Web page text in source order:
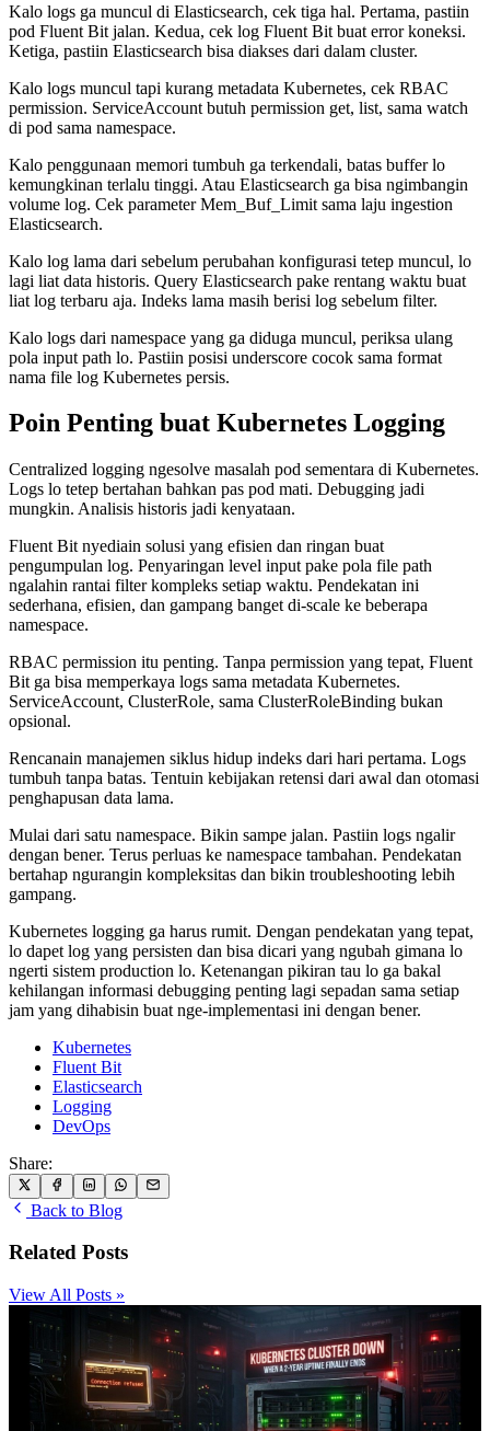
Kalo logs ga muncul di Elasticsearch, cek tiga hal. Pertama, pastiin
pod Fluent Bit jalan. Kedua, cek log Fluent Bit buat error koneksi.
Ketiga, pastiin Elasticsearch bisa diakses dari dalam cluster.
Kalo logs muncul tapi kurang metadata Kubernetes, cek RBAC
permission. ServiceAccount butuh permission get, list, sama watch
di pod sama namespace.
Kalo penggunaan memori tumbuh ga terkendali, batas buffer lo
kemungkinan terlalu tinggi. Atau Elasticsearch ga bisa ngimbangin
volume log. Cek parameter Mem_Buf_Limit sama laju ingestion
Elasticsearch.
Kalo log lama dari sebelum perubahan konfigurasi tetep muncul, lo
lagi liat data historis. Query Elasticsearch pake rentang waktu buat
liat log terbaru aja. Indeks lama masih berisi log sebelum filter.
Kalo logs dari namespace yang ga diduga muncul, periksa ulang
pola input path lo. Pastiin posisi underscore cocok sama format
nama file log Kubernetes persis.
Poin Penting buat Kubernetes Logging
Centralized logging ngesolve masalah pod sementara di Kubernetes.
Logs lo tetep bertahan bahkan pas pod mati. Debugging jadi
mungkin. Analisis historis jadi kenyataan.
Fluent Bit nyediain solusi yang efisien dan ringan buat
pengumpulan log. Penyaringan level input pake pola file path
ngalahin rantai filter kompleks setiap waktu. Pendekatan ini
sederhana, efisien, dan gampang banget di-scale ke beberapa
namespace.
RBAC permission itu penting. Tanpa permission yang tepat, Fluent
Bit ga bisa memperkaya logs sama metadata Kubernetes.
ServiceAccount, ClusterRole, sama ClusterRoleBinding bukan
opsional.
Rencanain manajemen siklus hidup indeks dari hari pertama. Logs
tumbuh tanpa batas. Tentuin kebijakan retensi dari awal dan otomasi
penghapusan data lama.
Mulai dari satu namespace. Bikin sampe jalan. Pastiin logs ngalir
dengan bener. Terus perluas ke namespace tambahan. Pendekatan
bertahap ngurangin kompleksitas dan bikin troubleshooting lebih
gampang.
Kubernetes logging ga harus rumit. Dengan pendekatan yang tepat,
lo dapet log yang persisten dan bisa dicari yang ngubah gimana lo
ngerti sistem production lo. Ketenangan pikiran tau lo ga bakal
kehilangan informasi debugging penting lagi sepadan sama setiap
jam yang dihabisin buat nge-implementasi ini dengan bener.
Kubernetes
Fluent Bit
Elasticsearch
Logging
DevOps
Share:
Back to Blog
Related Posts
View All Posts »